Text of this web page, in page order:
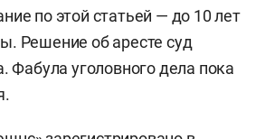
по этой статьей — до 10 лет
Решение об аресте суд
Фабула уголовного дела пока